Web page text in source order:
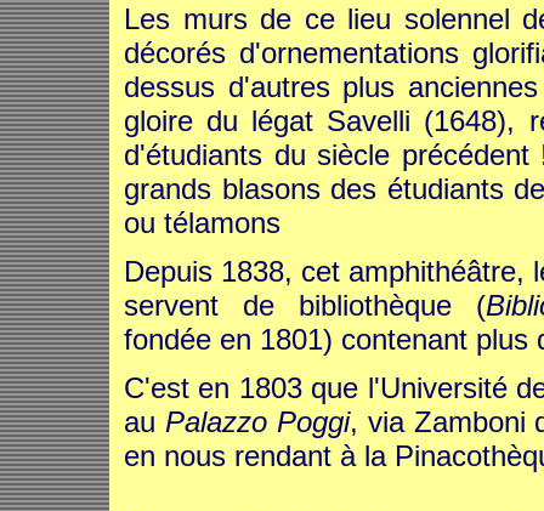
Les murs de ce lieu solennel
décorés d'ornementations
dessus d'autres plus
gloire du légat Savelli (1648),
d'étudiants du siècle précédent
grands blasons des étudiants
ou télamons
Depuis 1838, cet amphithéâtre,
servent de bibliothèque (
fondée en 1801) contenant plus
C'est en 1803 que l'Université
au Palazzo Poggi, via Zamboni
en nous rendant à la